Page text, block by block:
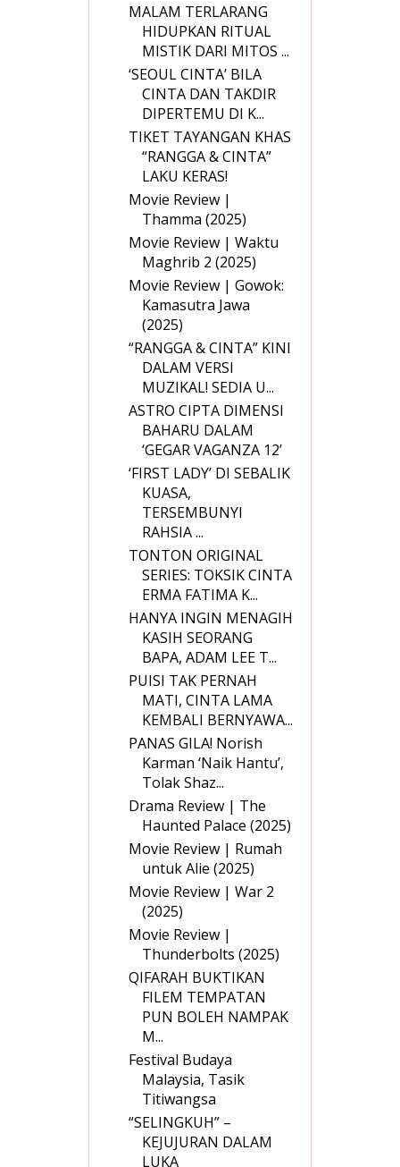
MALAM TERLARANG
HIDUPKAN RITUAL
MISTIK DARI MITOS ...
‘SEOUL CINTA’ BILA
CINTA DAN TAKDIR
DIPERTEMU DI K...
TIKET TAYANGAN KHAS
“RANGGA & CINTA”
LAKU KERAS!
Movie Review |
Thamma (2025)
Movie Review | Waktu
Maghrib 2 (2025)
Movie Review | Gowok:
Kamasutra Jawa
(2025)
“RANGGA & CINTA” KINI
DALAM VERSI
MUZIKAL! SEDIA U...
ASTRO CIPTA DIMENSI
BAHARU DALAM
‘GEGAR VAGANZA 12’
‘FIRST LADY’ DI SEBALIK
KUASA,
TERSEMBUNYI
RAHSIA ...
TONTON ORIGINAL
SERIES: TOKSIK CINTA
ERMA FATIMA K...
HANYA INGIN MENAGIH
KASIH SEORANG
BAPA, ADAM LEE T...
PUISI TAK PERNAH
MATI, CINTA LAMA
KEMBALI BERNYAWA...
PANAS GILA! Norish
Karman ‘Naik Hantu’,
Tolak Shaz...
Drama Review | The
Haunted Palace (2025)
Movie Review | Rumah
untuk Alie (2025)
Movie Review | War 2
(2025)
Movie Review |
Thunderbolts (2025)
QIFARAH BUKTIKAN
FILEM TEMPATAN
PUN BOLEH NAMPAK
M...
Festival Budaya
Malaysia, Tasik
Titiwangsa
“SELINGKUH” –
KEJUJURAN DALAM
LUKA